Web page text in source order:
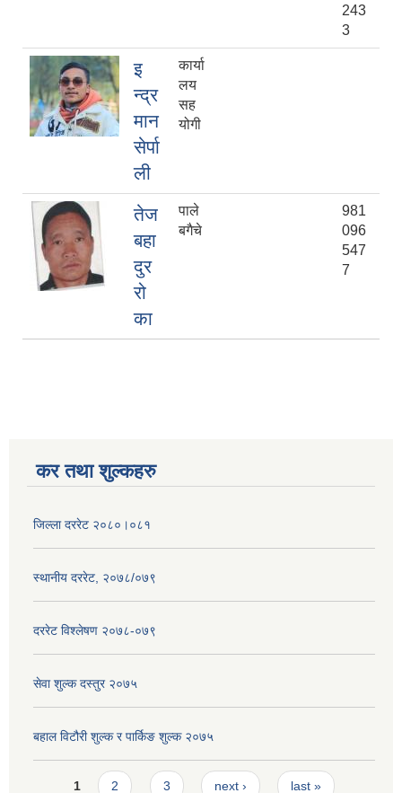
243
3
इ
न्द्र
मान
सेर्पा
ली
कार्या
लय
सह
योगी
तेज
बहा
दुर
रो
का
पाले
बगैचे
981
096
547
7
कर तथा शुल्कहरु
जिल्ला दररेट २०८०।०८१
स्थानीय दररेट, २०७८/०७९
दररेट विश्लेषण २०७८-०७९
सेवा शुल्क दस्तुर २०७५
बहाल विटौरी शुल्क र पार्किङ शुल्क २०७५
Pages
1 2 3 next › last »